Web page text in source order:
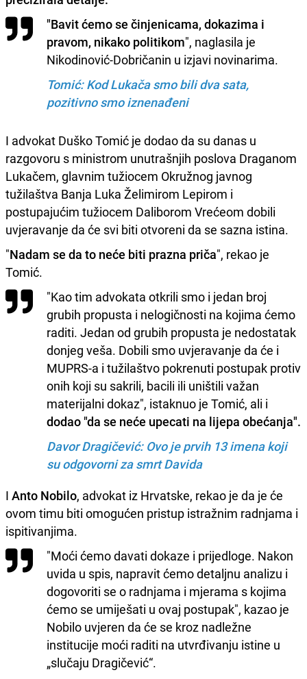
"Bavit ćemo se činjenicama, dokazima i
pravom, nikako politikom", naglasila je
Nikodinović-Dobričanin u izjavi novinarima.
Tomić: Kod Lukača smo bili dva sata,
pozitivno smo iznenađeni
I advokat Duško Tomić je dodao da su danas u
razgovoru s ministrom unutrašnjih poslova Draganom
Lukačem, glavnim tužiocem Okružnog javnog
tužilaštva Banja Luka Želimirom Lepirom i
postupajućim tužiocem Daliborom Vrećeom dobili
uvjeravanje da će svi biti otvoreni da se sazna istina.
"Nadam se da to neće biti prazna priča", rekao je
Tomić.
"Kao tim advokata otkrili smo i jedan broj
grubih propusta i nelogičnosti na kojima ćemo
raditi. Jedan od grubih propusta je nedostatak
donjeg veša. Dobili smo uvjeravanje da će i
MUPRS-a i tužilaštvo pokrenuti postupak protiv
onih koji su sakrili, bacili ili uništili važan
materijalni dokaz", istaknuo je Tomić, ali i
dodao "da se neće upecati na lijepa obećanja".
Davor Dragičević: Ovo je prvih 13 imena koji
su odgovorni za smrt Davida
I Anto Nobilo, advokat iz Hrvatske, rekao je da je će
ovom timu biti omogućen pristup istražnim radnjama i
ispitivanjima.
"Moći ćemo davati dokaze i prijedloge. Nakon
uvida u spis, napravit ćemo detaljnu analizu i
dogovoriti se o radnjama i mjerama s kojima
ćemo se umiješati u ovaj postupak", kazao je
Nobilo uvjeren da će se kroz nadležne
institucije moći raditi na utvrđivanju istine u
„slučaju Dragičević“.